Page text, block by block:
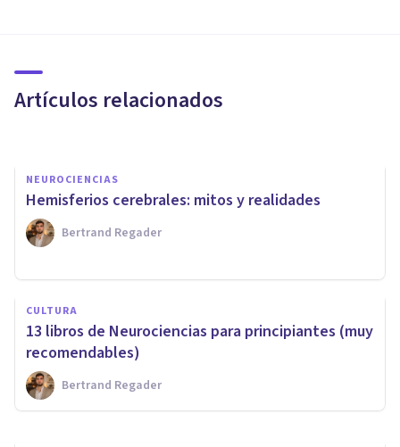
Artículos relacionados
humana
NEUROCIENCIAS
Hemisferios cerebrales: mitos y realidades
Bertrand Regader
CULTURA
13 libros de Neurociencias para principiantes (muy
recomendables)
Bertrand Regader
​Neurociencias aplicadas al
estudio criminológico del
delito
Ricardo Vázquez Cigarroa